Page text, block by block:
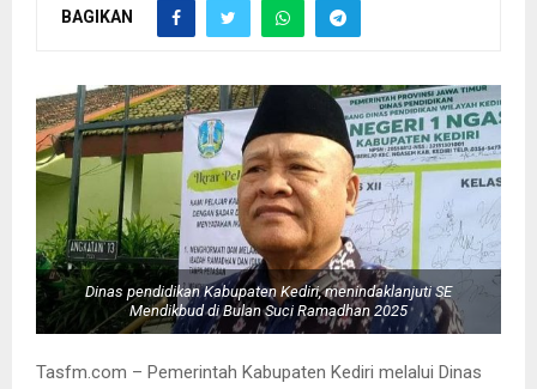
BAGIKAN
Dinas pendidikan Kabupaten Kediri, menindaklanjuti SE
Mendikbud di Bulan Suci Ramadhan 2025
Tasfm.com – Pemerintah Kabupaten Kediri melalui Dinas